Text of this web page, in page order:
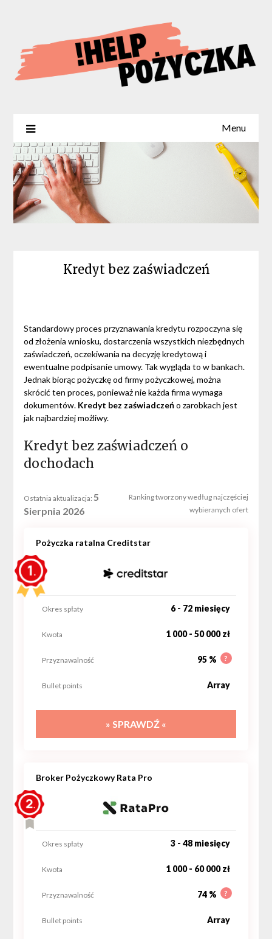
Menu
Kredyt bez zaświadczeń
Standardowy proces przyznawania kredytu rozpoczyna się
od złożenia wniosku, dostarczenia wszystkich niezbędnych
zaświadczeń, oczekiwania na decyzję kredytową i
ewentualne podpisanie umowy. Tak wygląda to w bankach.
Jednak biorąc pożyczkę od firmy pożyczkowej, można
skrócić ten proces, ponieważ nie każda firma wymaga
dokumentów. Kredyt bez zaświadczeńo zarobkach jest
jak najbardziej możliwy.
Kredyt bez zaświadczeń o
dochodach
Ostatnia aktualizacja: 5
Sierpnia 2026
Ranking tworzony według najczęściej
wybieranych ofert
Pożyczka ratalna Creditstar
6 - 72 miesięcy
Okres spłaty
1 000 - 50 000 zł
Kwota
95 % ?
Przyznawalność
Array
Bullet points
» SPRAWDŹ «
Broker Pożyczkowy Rata Pro
3 - 48 miesięcy
Okres spłaty
1 000 - 60 000 zł
Kwota
74 % ?
Przyznawalność
Array
Bullet points